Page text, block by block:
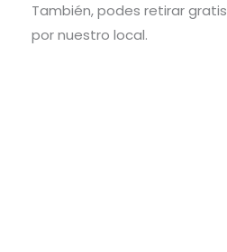
También, podes retirar gratis
por nuestro local.